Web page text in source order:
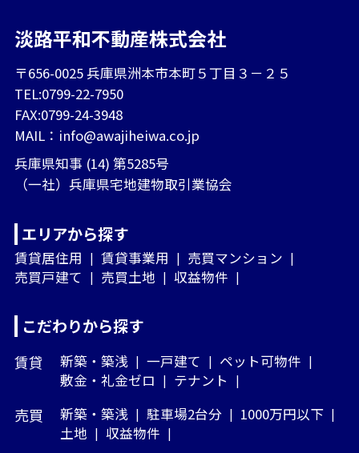
淡路平和不動産株式会社
〒656-0025 兵庫県洲本市本町５丁目３－２５
TEL:0799-22-7950
FAX:0799-24-3948
MAIL： info@awajiheiwa.co.jp
兵庫県知事 (14) 第5285号
（一社）兵庫県宅地建物取引業協会
エリアから探す
賃貸居住用 賃貸事業用
売買マンション
売買戸建て
売買土地 収益物件
こだわりから探す
賃貸 新築・築浅 一戸建て
ペット可物件
敷金・礼金ゼロ
テナント
売買 新築・築浅 駐車場2台分
1000万円以下
土地
収益物件